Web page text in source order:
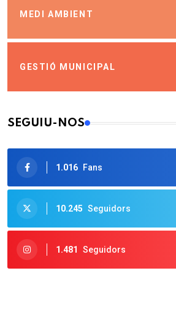
MEDI AMBIENT
GESTIÓ MUNICIPAL
SEGUIU-NOS
1.016 Fans
10.245 Seguidors
1.481 Seguidors